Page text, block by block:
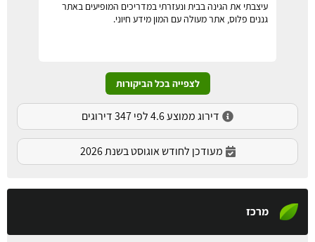
עיצבתי את הגינה בבית ונעזרתי במדריכים המופיעים באתר
גננים פלוס, אתר מעולה עם המון מידע חיוני.
לצפייה בכל הביקורות
דירוג ממוצע 4.6 לפי 347 דירוגים
מעודכן לחודש אוגוסט בשנת 2026
מרכז